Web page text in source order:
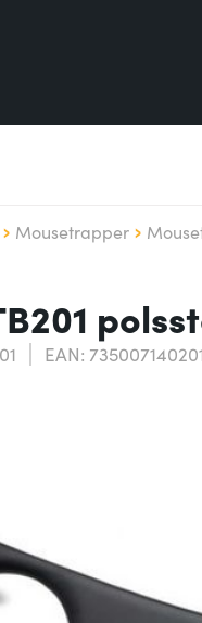
Mousetrapper
EAN: